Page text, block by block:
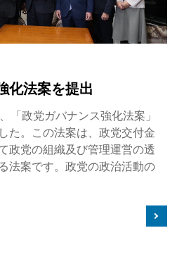
化法案を提出
「政党ガバナンス強化法案」
た。この法案は、政党交付金
政党の組織及び管理運営の透
法案です。政党の政治活動の